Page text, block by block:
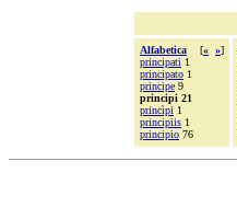
Alfabetica [« »]
principati 1
principato 1
principe 9
principi 21
princìpi 1
principiis 1
principio 76